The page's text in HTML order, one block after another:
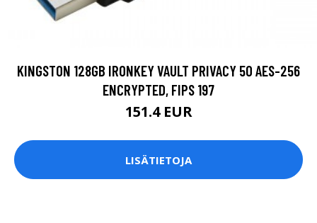
KINGSTON 128GB IRONKEY VAULT PRIVACY 50 AES-256
ENCRYPTED, FIPS 197
151.4 EUR
LISÄTIETOJA